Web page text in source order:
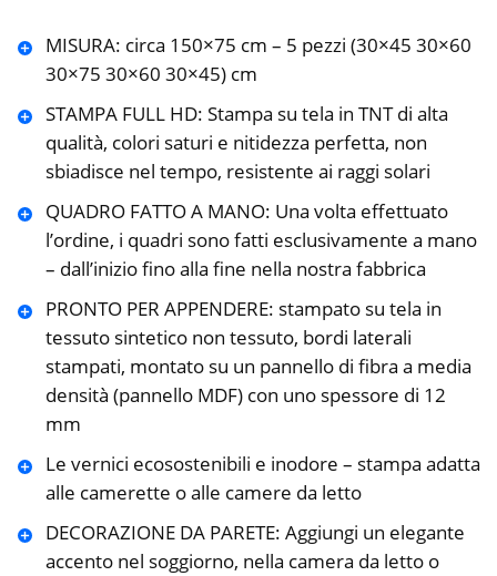
MISURA: circa 150×75 cm – 5 pezzi (30×45 30×60
30×75 30×60 30×45) cm
STAMPA FULL HD: Stampa su tela in TNT di alta
qualità, colori saturi e nitidezza perfetta, non
sbiadisce nel tempo, resistente ai raggi solari
QUADRO FATTO A MANO: Una volta effettuato
l’ordine, i quadri sono fatti esclusivamente a mano
– dall’inizio fino alla fine nella nostra fabbrica
PRONTO PER APPENDERE: stampato su tela in
tessuto sintetico non tessuto, bordi laterali
stampati, montato su un pannello di fibra a media
densità (pannello MDF) con uno spessore di 12
mm
Le vernici ecosostenibili e inodore – stampa adatta
alle camerette o alle camere da letto
DECORAZIONE DA PARETE: Aggiungi un elegante
accento nel soggiorno, nella camera da letto o